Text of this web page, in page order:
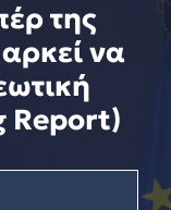
της
να
Report)